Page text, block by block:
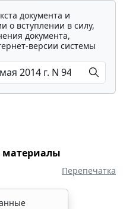
документа и
о вступлении в силу,
документа,
версии системы
материалы
Перепечатка